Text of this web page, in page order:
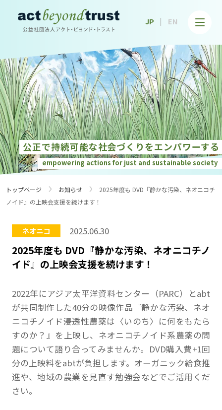
公益社団法人アクト・ビヨンド・トラスト
JP EN
公正で持続可能な社会づくりをエンパワーする
empowering actions for just and sustainable society
トップページ › お知らせ ›
2025年度も DVD『静かな汚染、ネオニコチ
ノイド』の上映会支援を続けます！
ネオニコ 2025.06.30
2025年度も DVD『静かな汚染、ネオニコチノ
イド』の上映会支援を続けます！
2022年にアジア太平洋資料センター（PARC）とabt
が共同制作した40分の映像作品『静かな汚染、ネオ
ニコチノイド――浸透性農薬は〈いのち〉に何をもたら
すのか？』を上映し、ネオニコチノイド系農薬の問
題について語り合ってみませんか。DVD購入費+1回
分の上映料をabtが負担します。オーガニック給食推
進や、地域の農業を見直す勉強会などでご活用くだ
さい。